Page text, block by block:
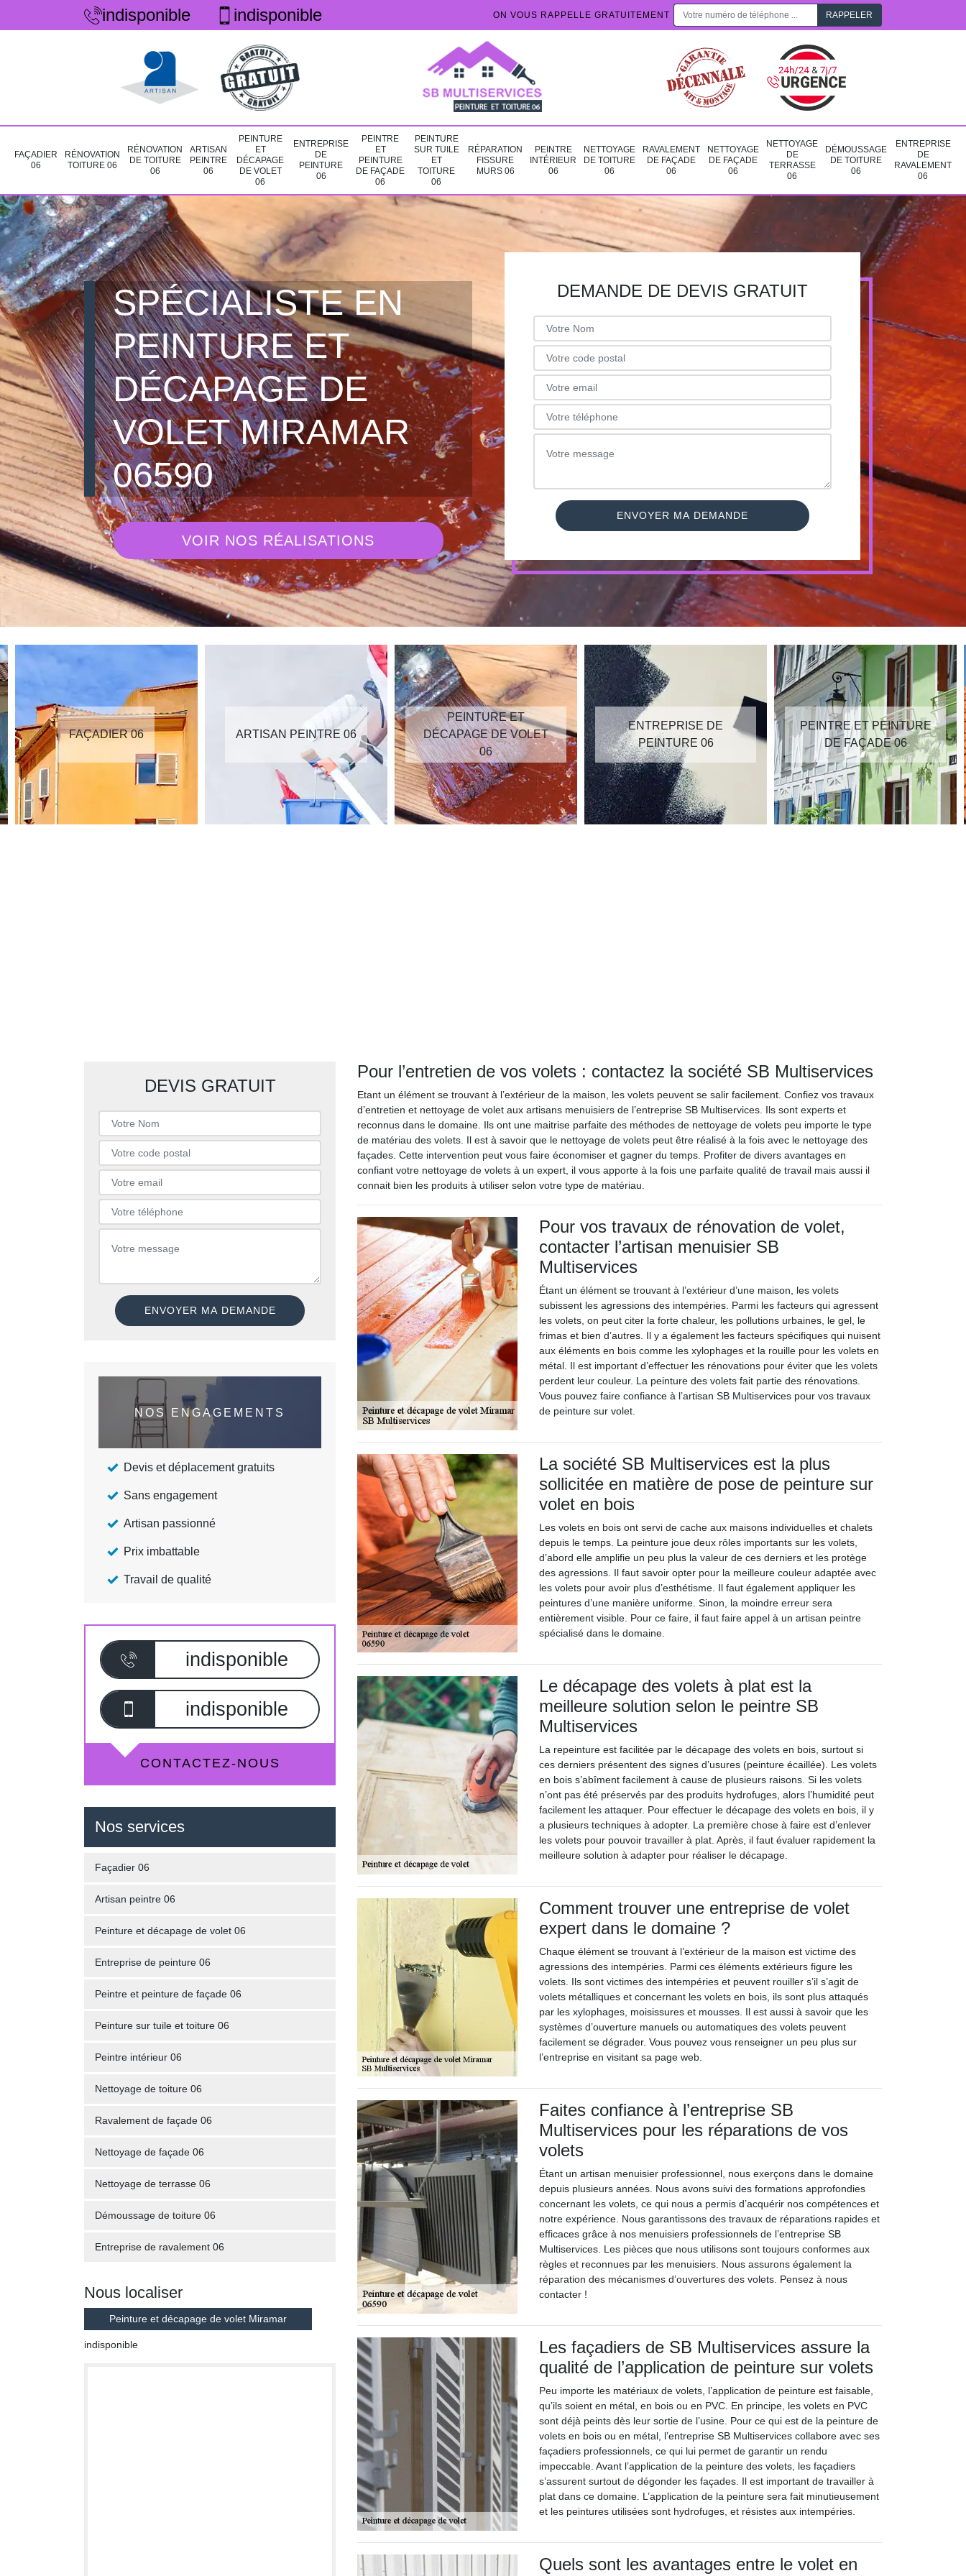
indisponible indisponible ON VOUS RAPPELLE GRATUITEMENT
FAÇADIER
06
RÉNOVATION
TOITURE 06
RÉNOVATION
DE TOITURE
06
ARTISAN
PEINTRE
06
PEINTURE
ET
DÉCAPAGE
DE VOLET
06
ENTREPRISE
DE
PEINTURE
06
PEINTRE
ET
PEINTURE
DE FAÇADE
06
PEINTURE
SUR TUILE
ET
TOITURE
06
RÉPARATION
FISSURE
MURS 06
PEINTRE
INTÉRIEUR
06
NETTOYAGE
DE TOITURE
06
RAVALEMENT
DE FAÇADE
06
NETTOYAGE
DE FAÇADE
06
NETTOYAGE
DE
TERRASSE
06
DÉMOUSSAGE
DE TOITURE
06
ENTREPRISE
DE
RAVALEMENT
06
SPÉCIALISTE EN
PEINTURE ET
DÉCAPAGE DE
VOLET MIRAMAR
06590
VOIR NOS RÉALISATIONS
DEMANDE DE DEVIS GRATUIT
FAÇADIER 06 ARTISAN PEINTRE 06
PEINTURE ET
DÉCAPAGE DE VOLET
06
ENTREPRISE DE
PEINTURE 06
PEINTRE ET PEINTURE
DE FAÇADE 06
DEVIS GRATUIT
NOS ENGAGEMENTS
Devis et déplacement gratuits
Sans engagement
Artisan passionné
Prix imbattable
Travail de qualité
indisponible
indisponible
CONTACTEZ-NOUS
Nos services
Façadier 06
Artisan peintre 06
Peinture et décapage de volet 06
Entreprise de peinture 06
Peintre et peinture de façade 06
Peinture sur tuile et toiture 06
Peintre intérieur 06
Nettoyage de toiture 06
Ravalement de façade 06
Nettoyage de façade 06
Nettoyage de terrasse 06
Démoussage de toiture 06
Entreprise de ravalement 06
Nous localiser
Peinture et décapage de volet Miramar
indisponible
Pour l’entretien de vos volets : contactez la société SB Multiservices
Etant un élément se trouvant à l’extérieur de la maison, les volets peuvent se salir facilement. Confiez vos travaux
d’entretien et nettoyage de volet aux artisans menuisiers de l’entreprise SB Multiservices. Ils sont experts et
reconnus dans le domaine. Ils ont une maitrise parfaite des méthodes de nettoyage de volets peu importe le type
de matériau des volets. Il est à savoir que le nettoyage de volets peut être réalisé à la fois avec le nettoyage des
façades. Cette intervention peut vous faire économiser et gagner du temps. Profiter de divers avantages en
confiant votre nettoyage de volets à un expert, il vous apporte à la fois une parfaite qualité de travail mais aussi il
connait bien les produits à utiliser selon votre type de matériau.
Pour vos travaux de rénovation de volet,
contacter l’artisan menuisier SB
Multiservices
Étant un élément se trouvant à l’extérieur d’une maison, les volets
subissent les agressions des intempéries. Parmi les facteurs qui agressent
les volets, on peut citer la forte chaleur, les pollutions urbaines, le gel, le
frimas et bien d’autres. Il y a également les facteurs spécifiques qui nuisent
aux éléments en bois comme les xylophages et la rouille pour les volets en
métal. Il est important d’effectuer les rénovations pour éviter que les volets
perdent leur couleur. La peinture des volets fait partie des rénovations.
Vous pouvez faire confiance à l’artisan SB Multiservices pour vos travaux
de peinture sur volet.
La société SB Multiservices est la plus
sollicitée en matière de pose de peinture sur
volet en bois
Les volets en bois ont servi de cache aux maisons individuelles et chalets
depuis le temps. La peinture joue deux rôles importants sur les volets,
d’abord elle amplifie un peu plus la valeur de ces derniers et les protège
des agressions. Il faut savoir opter pour la meilleure couleur adaptée avec
les volets pour avoir plus d’esthétisme. Il faut également appliquer les
peintures d’une manière uniforme. Sinon, la moindre erreur sera
entièrement visible. Pour ce faire, il faut faire appel à un artisan peintre
spécialisé dans le domaine.
Le décapage des volets à plat est la
meilleure solution selon le peintre SB
Multiservices
La repeinture est facilitée par le décapage des volets en bois, surtout si
ces derniers présentent des signes d’usures (peinture écaillée). Les volets
en bois s’abîment facilement à cause de plusieurs raisons. Si les volets
n’ont pas été préservés par des produits hydrofuges, alors l’humidité peut
facilement les attaquer. Pour effectuer le décapage des volets en bois, il y
a plusieurs techniques à adopter. La première chose à faire est d’enlever
les volets pour pouvoir travailler à plat. Après, il faut évaluer rapidement la
meilleure solution à adapter pour réaliser le décapage.
Comment trouver une entreprise de volet
expert dans le domaine ?
Chaque élément se trouvant à l’extérieur de la maison est victime des
agressions des intempéries. Parmi ces éléments extérieurs figure les
volets. Ils sont victimes des intempéries et peuvent rouiller s’il s’agit de
volets métalliques et concernant les volets en bois, ils sont plus attaqués
par les xylophages, moisissures et mousses. Il est aussi à savoir que les
systèmes d’ouverture manuels ou automatiques des volets peuvent
facilement se dégrader. Vous pouvez vous renseigner un peu plus sur
l’entreprise en visitant sa page web.
Faites confiance à l’entreprise SB
Multiservices pour les réparations de vos
volets
Étant un artisan menuisier professionnel, nous exerçons dans le domaine
depuis plusieurs années. Nous avons suivi des formations approfondies
concernant les volets, ce qui nous a permis d’acquérir nos compétences et
notre expérience. Nous garantissons des travaux de réparations rapides et
efficaces grâce à nos menuisiers professionnels de l’entreprise SB
Multiservices. Les pièces que nous utilisons sont toujours conformes aux
règles et reconnues par les menuisiers. Nous assurons également la
réparation des mécanismes d’ouvertures des volets. Pensez à nous
contacter !
Les façadiers de SB Multiservices assure la
qualité de l’application de peinture sur volets
Peu importe les matériaux de volets, l’application de peinture est faisable,
qu’ils soient en métal, en bois ou en PVC. En principe, les volets en PVC
sont déjà peints dès leur sortie de l’usine. Pour ce qui est de la peinture de
volets en bois ou en métal, l’entreprise SB Multiservices collabore avec ses
façadiers professionnels, ce qui lui permet de garantir un rendu
impeccable. Avant l’application de la peinture des volets, les façadiers
s’assurent surtout de dégonder les façades. Il est important de travailler à
plat dans ce domaine. L’application de la peinture sera fait minutieusement
et les peintures utilisées sont hydrofuges, et résistes aux intempéries.
Quels sont les avantages entre le volet en